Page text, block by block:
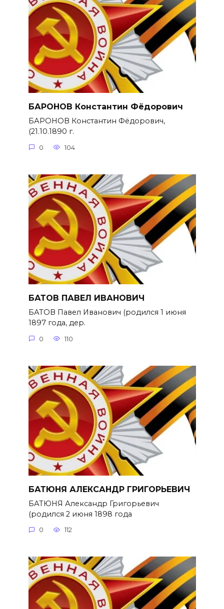
БАРОНОВ Константин Фёдорович
БАРОНОВ Константин Фёдорович,
(21.10.1890 г.
0 104
БАТОВ ПАВЕЛ ИВАНОВИЧ
БАТОВ Павел Иванович (родился 1 июня
1897 года, дер.
0 110
БАТЮНЯ АЛЕКСАНДР ГРИГОРЬЕВИЧ
БАТЮНЯ Александр Григорьевич
(родился 2 июня 1898 года
0 112